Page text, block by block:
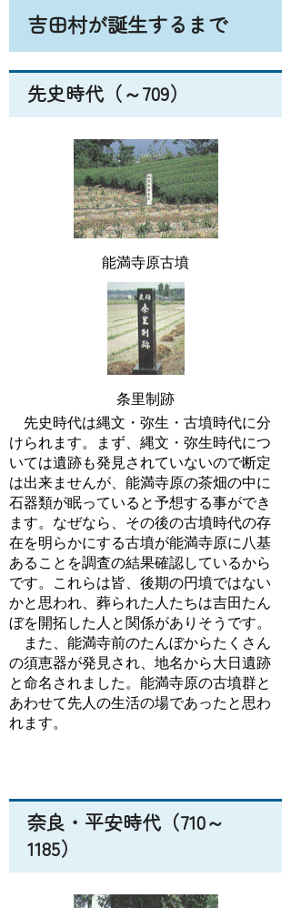
吉田村が誕生するまで
先史時代（～709）
能満寺原古墳
条里制跡
先史時代は縄文・弥生・古墳時代に分
けられます。まず、縄文・弥生時代につ
いては遺跡も発見されていないので断定
は出来ませんが、能満寺原の茶畑の中に
石器類が眠っていると予想する事ができ
ます。なぜなら、その後の古墳時代の存
在を明らかにする古墳が能満寺原に八基
あることを調査の結果確認しているから
です。これらは皆、後期の円墳ではない
かと思われ、葬られた人たちは吉田たん
ぼを開拓した人と関係がありそうです。
また、能満寺前のたんぼからたくさん
の須恵器が発見され、地名から大日遺跡
と命名されました。能満寺原の古墳群と
あわせて先人の生活の場であったと思わ
れます。
奈良・平安時代（710～
1185）